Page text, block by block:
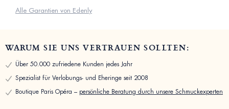
Alle Garantien von Edenly
WARUM SIE UNS VERTRAUEN SOLLTEN:
Über 50.000 zufriedene Kunden jedes Jahr
Spezialist für Verlobungs- und Eheringe seit 2008
Boutique Paris Opéra – persönliche Beratung durch unsere Schmuckexperten